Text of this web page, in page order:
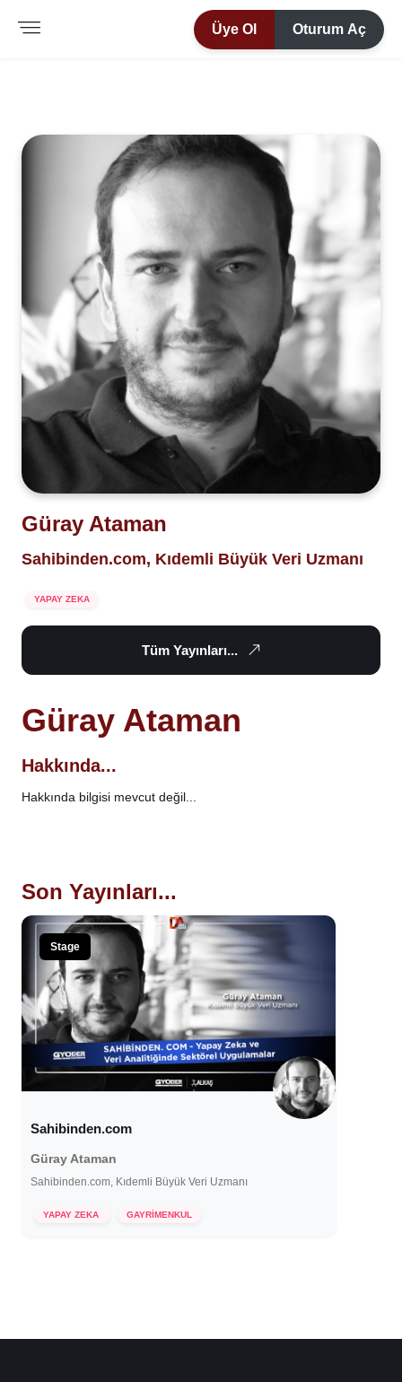
Üye Ol Oturum Aç
Güray Ataman
Sahibinden.com, Kıdemli Büyük Veri Uzmanı
YAPAY ZEKA
Tüm Yayınları...
Güray Ataman
Hakkında...
Hakkında bilgisi mevcut değil...
Son Yayınları...
Stage
Sahibinden.com
Güray Ataman
Sahibinden.com, Kıdemli Büyük Veri Uzmanı
YAPAY ZEKA GAYRİMENKUL